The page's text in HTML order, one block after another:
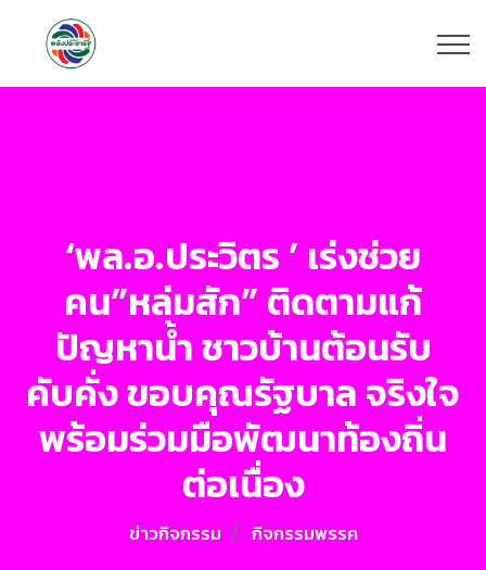
‘พล.อ.ประวิตร ’ เร่งช่วย
คน”หล่มสัก” ติดตามแก้
ปัญหาน้ำ ชาวบ้านต้อนรับ
คับคั่ง ขอบคุณรัฐบาล จริงใจ
พร้อมร่วมมือพัฒนาท้องถิ่น
ต่อเนื่อง
ข่าวกิจกรรม กิจกรรมพรรค